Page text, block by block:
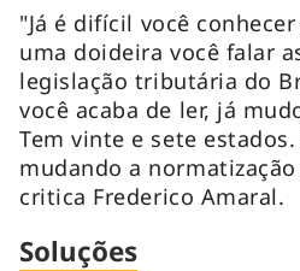
"Já é difícil você
uma doideira você falar
legislação tributária do
você acaba de ler, já
Tem vinte e sete
mudando a
critica Frederico Amaral.
Soluções